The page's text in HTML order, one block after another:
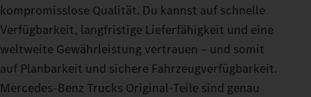
kompromisslose Qualität. Du kannst auf schnelle
Verfügbarkeit, langfristige Lieferfähigkeit und eine
weltweite Gewährleistung vertrauen – und somit
auf Planbarkeit und sichere Fahrzeugverfügbarkeit.
Mercedes‑Benz Trucks Original-Teile sind genau